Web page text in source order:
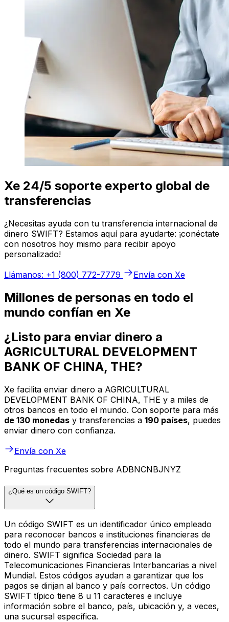
Xe 24/5 soporte experto global de
transferencias
¿Necesitas ayuda con tu transferencia internacional de
dinero SWIFT? Estamos aquí para ayudarte: ¡conéctate
con nosotros hoy mismo para recibir apoyo
personalizado!
Llámanos: +1 (800) 772-7779
Envía con Xe
Millones de personas en todo el
mundo confían en Xe
¿Listo para enviar dinero a
AGRICULTURAL DEVELOPMENT
BANK OF CHINA, THE?
Xe facilita enviar dinero a AGRICULTURAL
DEVELOPMENT BANK OF CHINA, THE y a miles de
otros bancos en todo el mundo. Con soporte para más
de 130 monedas y transferencias a 190 países, puedes
enviar dinero con confianza.
Envía con Xe
Preguntas frecuentes sobre ADBNCNBJNYZ
¿Qué es un código SWIFT?
Un código SWIFT es un identificador único empleado
para reconocer bancos e instituciones financieras de
todo el mundo para transferencias internacionales de
dinero. SWIFT significa Sociedad para la
Telecomunicaciones Financieras Interbancarias a nivel
Mundial. Estos códigos ayudan a garantizar que los
pagos se dirijan al banco y país correctos. Un código
SWIFT típico tiene 8 u 11 caracteres e incluye
información sobre el banco, país, ubicación y, a veces,
una sucursal específica.